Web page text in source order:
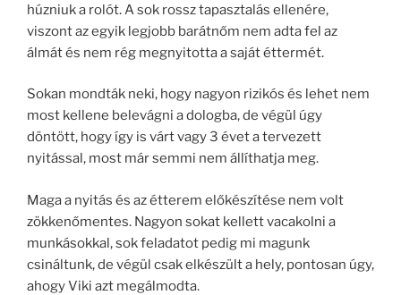
húzniuk a rolót. A sok rossz tapasztalás ellenére,
viszont az egyik legjobb barátnőm nem adta fel az
álmát és nem rég megnyitotta a saját éttermét.
Sokan mondták neki, hogy nagyon rizikós és lehet nem
most kellene belevágni a dologba, de végül úgy
döntött, hogy így is várt vagy 3 évet a tervezett
nyitással, most már semmi nem állíthatja meg.
Maga a nyitás és az étterem előkészítése nem volt
zökkenőmentes. Nagyon sokat kellett vacakolni a
munkásokkal, sok feladatot pedig mi magunk
csináltunk, de végül csak elkészült a hely, pontosan úgy,
ahogy Viki azt megálmodta.